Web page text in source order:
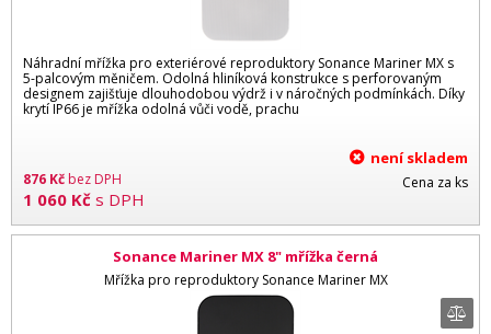
Náhradní mřížka pro exteriérové reproduktory Sonance Mariner MX s
5-palcovým měničem. Odolná hliníková konstrukce s perforovaným
designem zajišťuje dlouhodobou výdrž i v náročných podmínkách. Díky
krytí IP66 je mřížka odolná vůči vodě, prachu
876 Kčbez DPH
1 060 Kč s DPH
není skladem
Cena za ks
Sonance Mariner MX 8" mřížka černá
Mřížka pro reproduktory Sonance Mariner MX